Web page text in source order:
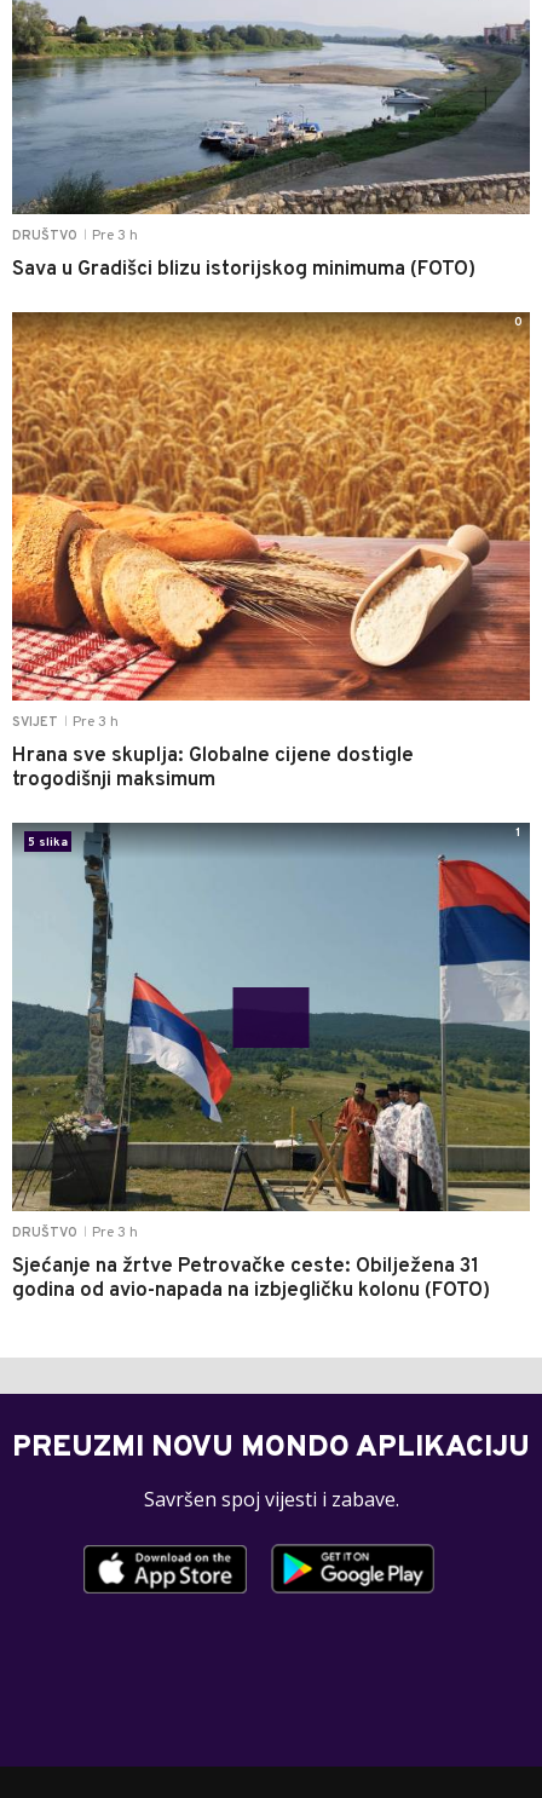
DRUŠTVO Pre 3 h
Sava u Gradišci blizu istorijskog minimuma (FOTO)
SVIJET Pre 3 h
Hrana sve skuplja: Globalne cijene dostigle
trogodišnji maksimum
0
DRUŠTVO Pre 3 h
Sjećanje na žrtve Petrovačke ceste: Obilježena 31
godina od avio-napada na izbjegličku kolonu (FOTO)
5 slika
1
PREUZMI NOVU MONDO APLIKACIJU
Savršen spoj vijesti i zabave.